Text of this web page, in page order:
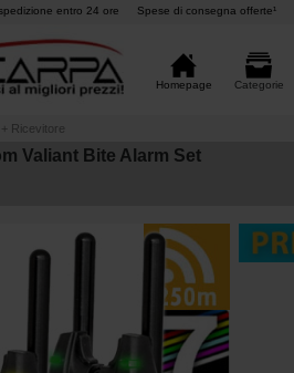
entro 24 ore Spese di consegna offerte¹
Homepage Categorie
Ricevitore
Valiant Bite Alarm Set